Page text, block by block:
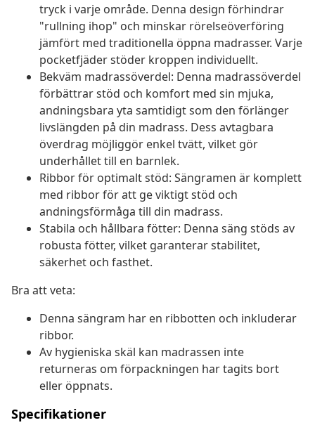
tryck i varje område. Denna design förhindrar
"rullning ihop" och minskar rörelseöverföring
jämfört med traditionella öppna madrasser. Varje
pocketfjäder stöder kroppen individuellt.
Bekväm madrassöverdel: Denna madrassöverdel
förbättrar stöd och komfort med sin mjuka,
andningsbara yta samtidigt som den förlänger
livslängden på din madrass. Dess avtagbara
överdrag möjliggör enkel tvätt, vilket gör
underhållet till en barnlek.
Ribbor för optimalt stöd: Sängramen är komplett
med ribbor för att ge viktigt stöd och
andningsförmåga till din madrass.
Stabila och hållbara fötter: Denna säng stöds av
robusta fötter, vilket garanterar stabilitet,
säkerhet och fasthet.
Bra att veta:
Denna sängram har en ribbotten och inkluderar
ribbor.
Av hygieniska skäl kan madrassen inte
returneras om förpackningen har tagits bort
eller öppnats.
Specifikationer